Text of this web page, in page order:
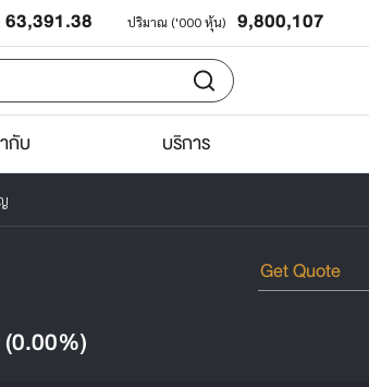
63,391.38 ปริมาณ ('000 หุ้น) 9,800,107
กับ บริการ
(0.00%)